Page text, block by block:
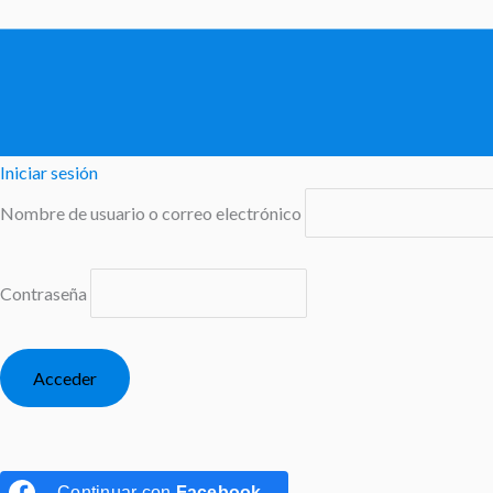
Iniciar sesión
Nombre de usuario o correo electrónico
Contraseña